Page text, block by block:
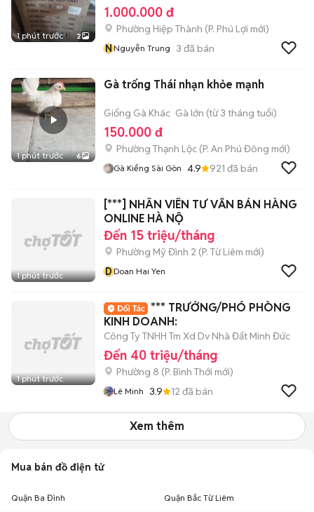
1 phút trước 2
1.000.000 đ
Phường Hiệp Thành (P. Phú Lợi mới)
NNguyễn Trung 3 đã bán
1 phút trước 6
Gà trống Thái nhạn khỏe mạnh
Giống Gà Khác Gà lớn (từ 3 tháng tuổi)
150.000 đ
Phường Thạnh Lộc (P. An Phú Đông mới)
Gà Kiểng Sài Gòn 4.9 921 đã bán
1 phút trước
[***] NHÂN VIÊN TƯ VẤN BÁN HÀNG
ONLINE HÀ NỘ
Đến 15 triệu/tháng
Phường Mỹ Đình 2 (P. Từ Liêm mới)
DDoan Hai Yen
1 phút trước
*** TRƯỞNG/PHÓ PHÒNG
KINH DOANH:
Công Ty TNHH Tm Xd Dv Nhà Đất Minh Đức
Đến 40 triệu/tháng
Phường 8 (P. Bình Thới mới)
Lê Minh 3.9 12 đã bán
Xem thêm
Mua bán đồ điện tử
Quận Ba Đình Quận Bắc Từ Liêm